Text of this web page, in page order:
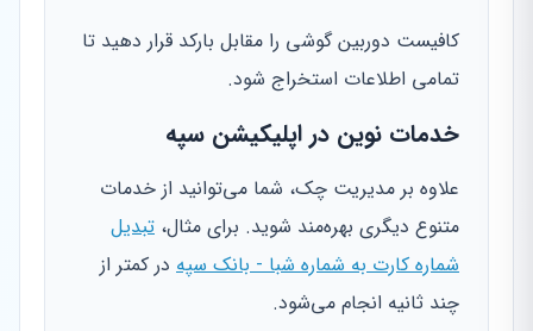
کافیست دوربین گوشی را مقابل بارکد قرار دهید تا
تمامی اطلاعات استخراج شود.
خدمات نوین در اپلیکیشن سپه
علاوه بر مدیریت چک، شما می‌توانید از خدمات
متنوع دیگری بهره‌مند شوید. برای مثال، تبدیل
شماره کارت به شماره شبا - بانک سپه در کمتر از
چند ثانیه انجام می‌شود.